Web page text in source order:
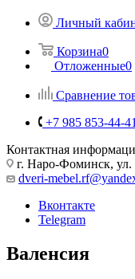
Личный
Корзина0
Отложенные0
Сравнение
+7 985 853-44-41
Контактная
г. Наро-Фоминск,
dveri-
Вконтакте
Telegram
Валенсия